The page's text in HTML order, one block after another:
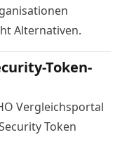
Alternativen.
Token-
Vergleichsportal
Token